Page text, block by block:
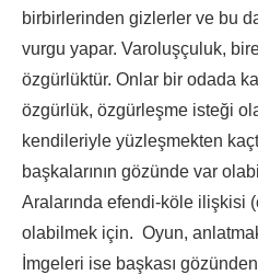
birbirlerinden gizlerler ve bu
vurgu yapar. Varoluşçuluk,
özgürlüktür. Onlar bir odada
özgürlük, özgürleşme isteği
kendileriyle yüzleşmekten
başkalarının gözünde var
Aralarında efendi-köle ilişkisi
olabilmek için. Oyun,
İmgeleri ise başkası